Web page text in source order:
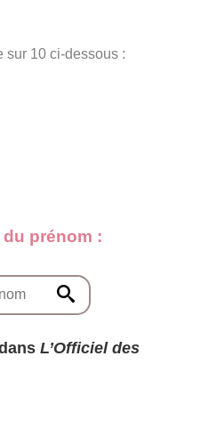
sur 10 ci-dessous :
prénom :
L’Officiel des